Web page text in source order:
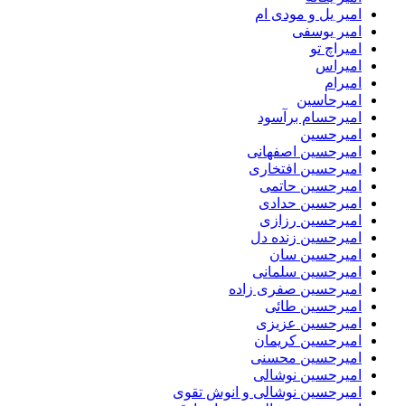
امیر یل و مودی ام
امیر یوسفی
امیراچ تو
امیراس
امیرام
امیرحاسین
امیرحسام برآسود
امیرحسین
امیرحسین اصفهانی
امیرحسین افتخاری
امیرحسین حاتمی
امیرحسین حدادی
امیرحسین رزازی
امیرحسین زنده دل
امیرحسین سان
امیرحسین سلمانی
امیرحسین صفری زاده
امیرحسین طائی
امیرحسین عزیزی
امیرحسین کریمان
امیرحسین محسنی
امیرحسین نوشالی
امیرحسین نوشالی و انوش تقوی